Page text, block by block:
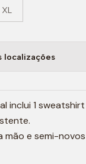
XL
localizações
inclui 1
mão e semi-